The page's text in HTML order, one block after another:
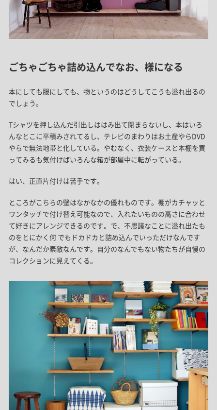
ごちゃごちゃ詰め込んでなお、様になる
本にしても服にしても、物というのはどうしてこうも溢れ出るの
でしょう。
Tシャツを押し込んだ引出しははみ出て閉まらないし、本はいろ
んなとこに平積みされてるし、テレビのまわりはお土産やらDVD
やらで無法地帯と化している。やむなく、衣装ケースと本棚を買
ってみるも気付けばいろんな箱が部屋中に転がっている。
はい、正直片付けは苦手です。
ところがこちらの壁はなかなかの優れものです。棚がカチャッと
ワンタッチで付け替え可能なので、入れたいものの高さに合わせ
て好きにアレンジできるのです。で、不思議なことに溢れ出たも
のをとにかく何 でもドカドカと詰め込んでいっただけなんです
が、なんだか素敵なんです。自分のなんでもない物たちが自慢の
コレクションに見えてくる。